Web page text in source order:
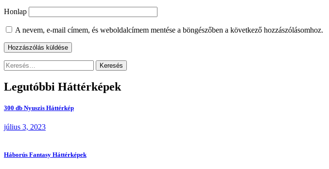
Honlap
A nevem, e-mail címem, és weboldalcímem mentése a böngészőben a következő hozzászólásomhoz.
Keresés:
Legutóbbi Háttérképek
300 db Nyuszis Háttérkép
július 3, 2023
Háborús Fantasy Háttérképek